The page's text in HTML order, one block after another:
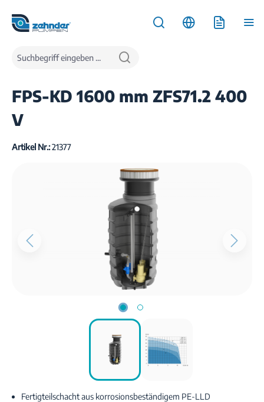
springen
Produkte Wasserentsorgung
FPS-KD 1600 mm ZFS71.2 400
V
Artikel Nr.:21377
Fertigteilschacht aus korrosionsbeständigem PE-LLD